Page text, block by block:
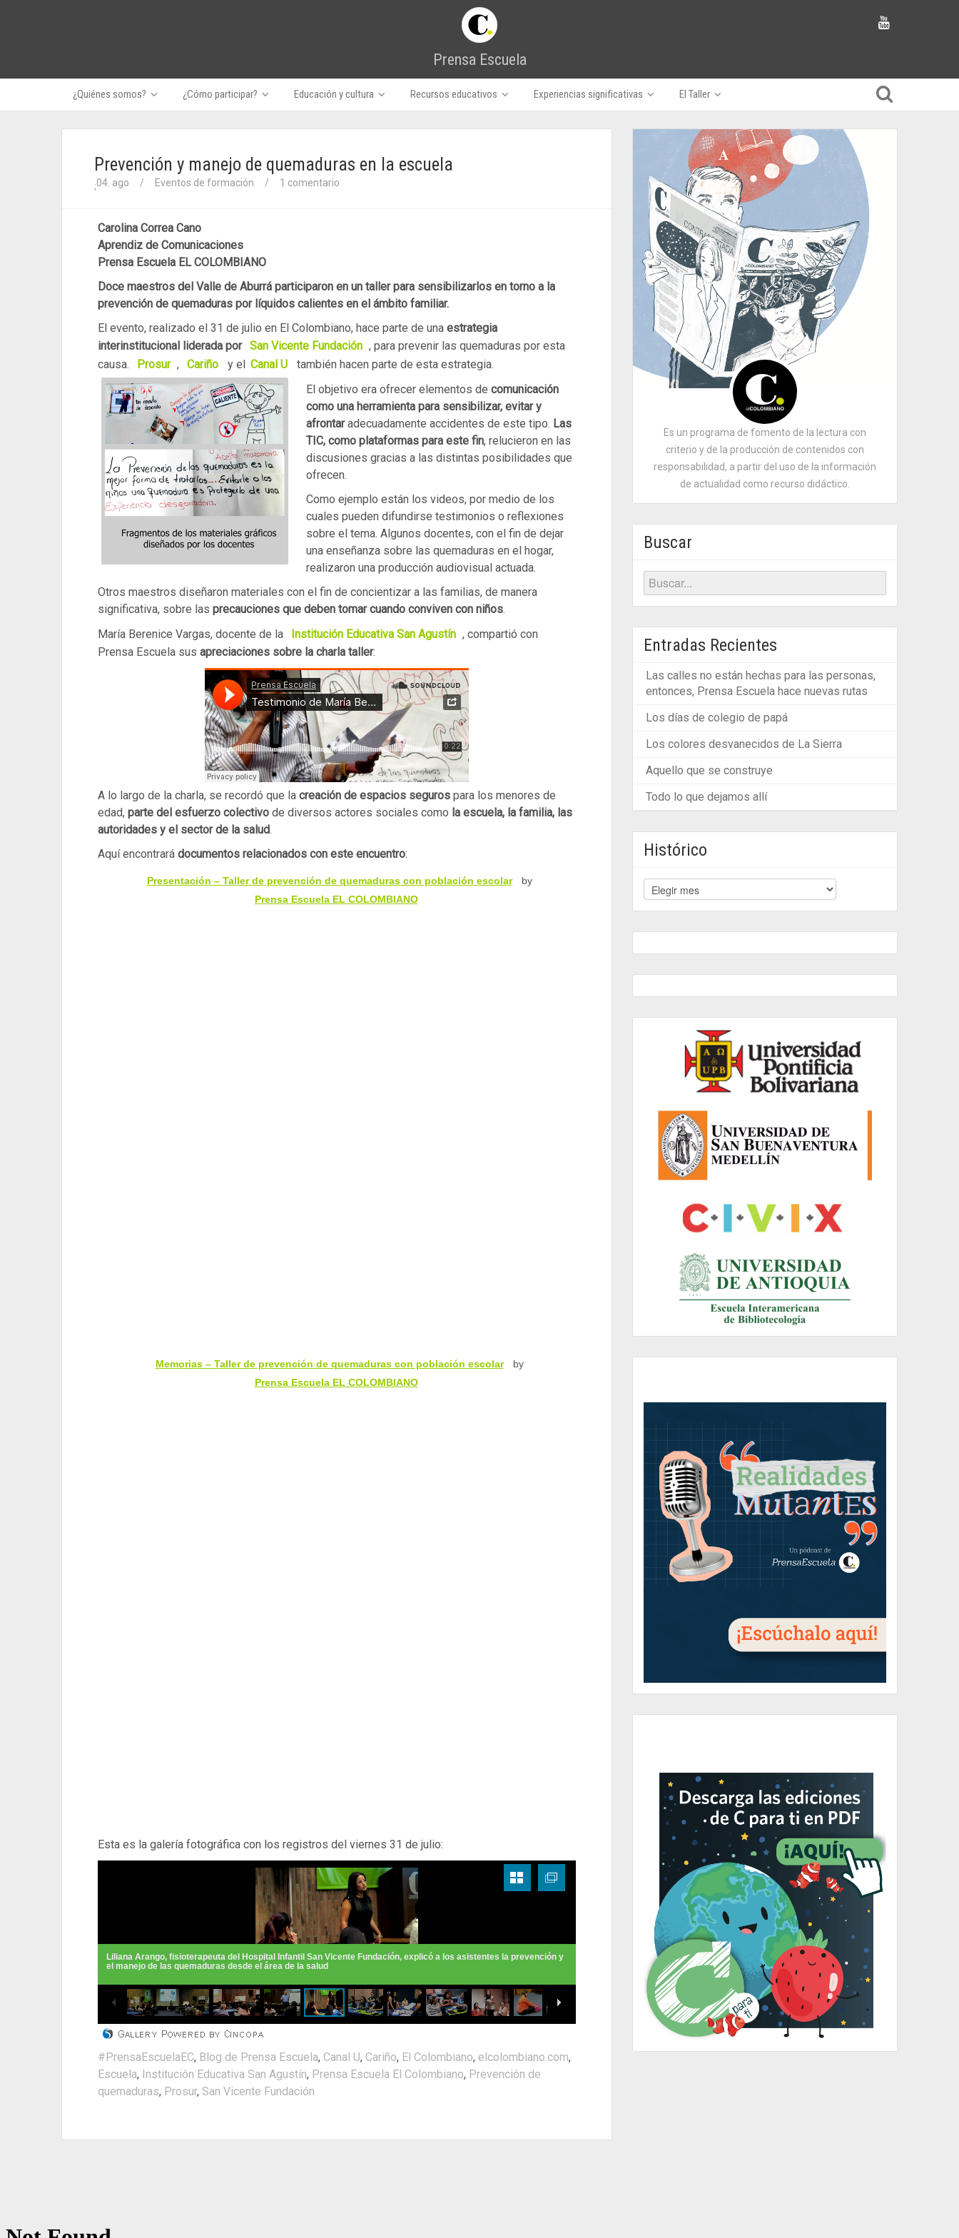
Prensa Escuela
¿Quiénes somos? ¿Cómo participar? Educación y cultura Recursos educativos Experiencias significativas El Taller
Prevención y manejo de quemaduras en la escuela
;04. ago / Eventos de formación / 1 comentario
Carolina Correa Cano
Aprendiz de Comunicaciones
Prensa Escuela EL COLOMBIANO
Doce maestros del Valle de Aburrá participaron en un taller para sensibilizarlos en torno a la
prevención de quemaduras por líquidos calientes en el ámbito familiar.
El evento, realizado el 31 de julio en El Colombiano, hace parte de una estrategia
interinstitucional liderada por San Vicente Fundación , para prevenir las quemaduras por esta
causa.
Prosur , Cariño y el Canal U
también hacen parte de esta estrategia.
El objetivo era ofrecer elementos de comunicación
como una herramienta para sensibilizar, evitar y
afrontaradecuadamente accidentes de este tipo. Las
TIC, como plataformas para este fin, relucieron en las
discusiones gracias a las distintas posibilidades que
ofrecen.
Como ejemplo están los videos, por medio de los
cuales pueden difundirse testimonios o reflexiones
sobre el tema. Algunos docentes, con el fin de dejar
una enseñanza sobre las quemaduras en el hogar,
realizaron una producción audiovisual actuada.
Otros maestros diseñaron materiales con el fin de concientizar a las familias, de manera
significativa, sobre las precauciones que deben tomar cuando conviven con niños.
María Berenice Vargas, docente de la
Institución Educativa San Agustín , compartió con
Prensa Escuela sus apreciaciones sobre la charla taller:
A lo largo de la charla, se recordó que la creación de espacios seguros para los menores de
edad, parte del esfuerzo colectivo de diversos actores sociales como la escuela, la familia, las
autoridades y el sector de la salud.
Aquí encontrará documentos relacionados con este encuentro:
Presentación – Taller de prevención de quemaduras con población escolar
by
Prensa Escuela EL COLOMBIANO
Memorias – Taller de prevención de quemaduras con población escolar
by
Prensa Escuela EL COLOMBIANO
Esta es la galería fotográfica con los registros del viernes 31 de julio:
#PrensaEscuelaEC, Blog de Prensa Escuela, Canal U, Cariño, El Colombiano, elcolombiano.com,
Escuela, Institución Educativa San Agustín, Prensa Escuela El Colombiano, Prevención de
quemaduras, Prosur, San Vicente Fundación
Es un programa de fomento de la lectura con
criterio y de la producción de contenidos con
responsabilidad, a partir del uso de la información
de actualidad como recurso didáctico.
Buscar
Entradas Recientes
Las calles no están hechas para las personas,
entonces, Prensa Escuela hace nuevas rutas
Los días de colegio de papá
Los colores desvanecidos de La Sierra
Aquello que se construye
Todo lo que dejamos allí
Histórico